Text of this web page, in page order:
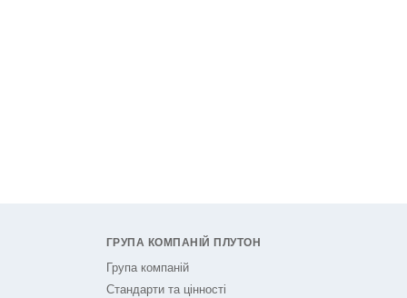
ГРУПА КОМПАНІЙ ПЛУТОН
Група компаній
Стандарти та цінності